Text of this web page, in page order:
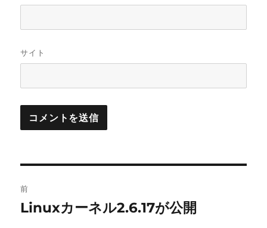
サイト
稿
前
前
Linuxカーネル2.6.17が公開